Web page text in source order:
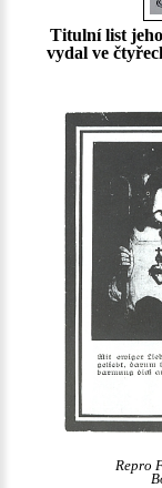
Titulní list
vydal ve
Repro